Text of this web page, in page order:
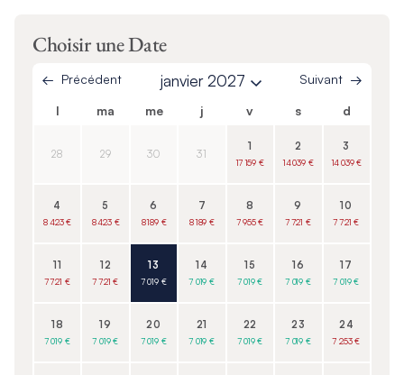
Choisir une Date
Précédent janvier 2027 Suivant
l ma me j v s d
28 29 30 31
1
17 159 €
2
14 039 €
3
14 039 €
4
8 423 €
5
8 423 €
6
8 189 €
7
8 189 €
8
7 955 €
9
7 721 €
10
7 721 €
11
7 721 €
12
7 721 €
13
7 019 €
14
7 019 €
15
7 019 €
16
7 019 €
17
7 019 €
18
7 019 €
19
7 019 €
20
7 019 €
21
7 019 €
22
7 019 €
23
7 019 €
24
7 253 €